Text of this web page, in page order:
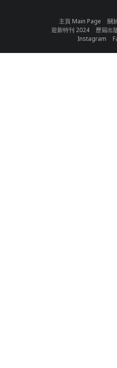
主頁 Main Page
關
迎新特刊 2024
歷屆出
Instagram